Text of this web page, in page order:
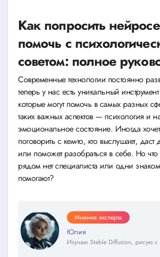
Как попросить
помочь с
советом: полное
Современные технологии постоянно
теперь у нас есть уникальный
которые могут помочь в самых разных
таких важных аспектов — психология и
эмоциональное состояние. Иногда
поговорить с кем-то, кто выслушает,
или поможет разобраться в себе. Но
рядом нет специалиста или одни
помогают?
Мнение эксперта
Юлия
Изучаю Stable Diffusion, рисую с